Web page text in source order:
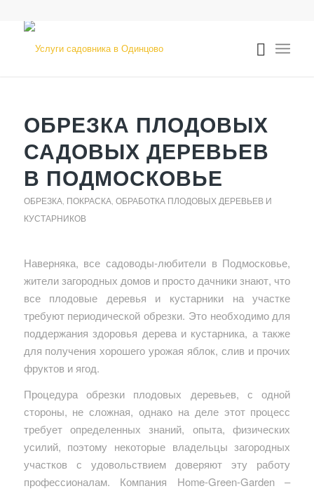
ОБРЕЗКА ПЛОДОВЫХ
САДОВЫХ ДЕРЕВЬЕВ
В ПОДМОСКОВЬЕ
ОБРЕЗКА, ПОКРАСКА, ОБРАБОТКА ПЛОДОВЫХ ДЕРЕВЬЕВ И
КУСТАРНИКОВ
Наверняка, все садоводы-любители в Подмосковье,
жители загородных домов и просто дачники знают, что
все плодовые деревья и кустарники на участке
требуют периодической обрезки. Это необходимо для
поддержания здоровья дерева и кустарника, а также
для получения хорошего урожая яблок, слив и прочих
фруктов и ягод.
Процедура обрезки плодовых деревьев, с одной
стороны, не сложная, однако на деле этот процесс
требует определенных знаний, опыта, физических
усилий, поэтому некоторые владельцы загородных
участков с удовольствием доверяют эту работу
профессионалам. Компания Home-Green-Garden –